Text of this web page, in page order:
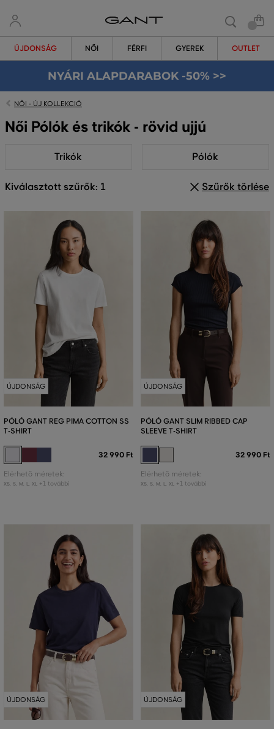
ÚJDONSÁG NŐI FÉRFI GYEREK OUTLET
NYÁRI ALAPDARABOK -50% >>
NŐI - ÚJ KOLLEKCIÓ
Női Pólók és trikók - rövid ujjú
Trikók Pólók
Kiválasztott szűrők: 1 Szűrők törlése
ÚJDONSÁG
PÓLÓ GANT REG PIMA COTTON SS
T-SHIRT
32 990 Ft
Elérhető méretek:
XS, S, M L XL +1 további
ÚJDONSÁG
PÓLÓ GANT SLIM RIBBED CAP
SLEEVE T-SHIRT
32 990 Ft
Elérhető méretek:
XS, S, M L XL +1 további
ÚJDONSÁG ÚJDONSÁG